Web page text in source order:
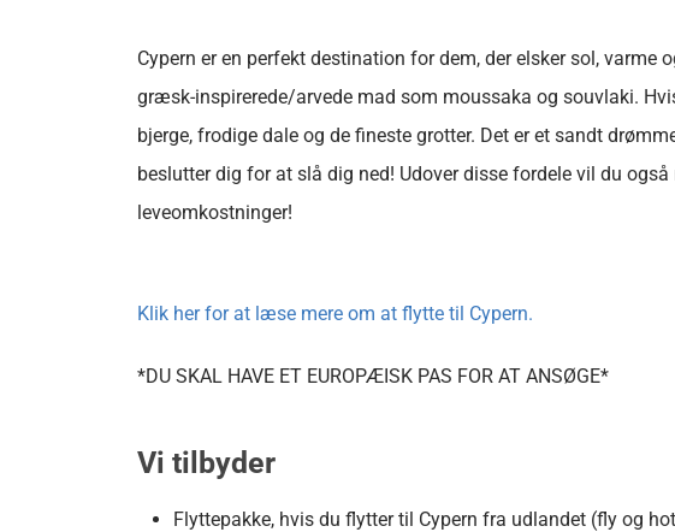
Cypern er en perfekt destination for dem, der elsker sol,
græsk-inspirerede/arvede mad som moussaka og souvlaki.
bjerge, frodige dale og de fineste grotter. Det er et sandt
beslutter dig for at slå dig ned! Udover disse fordele vil du
leveomkostninger!
Klik her for at læse mere om at flytte til Cypern.
*DU SKAL HAVE ET EUROPÆISK PAS FOR AT ANSØGE*
Vi tilbyder
Flyttepakke, hvis du flytter til Cypern fra udlandet (fly og